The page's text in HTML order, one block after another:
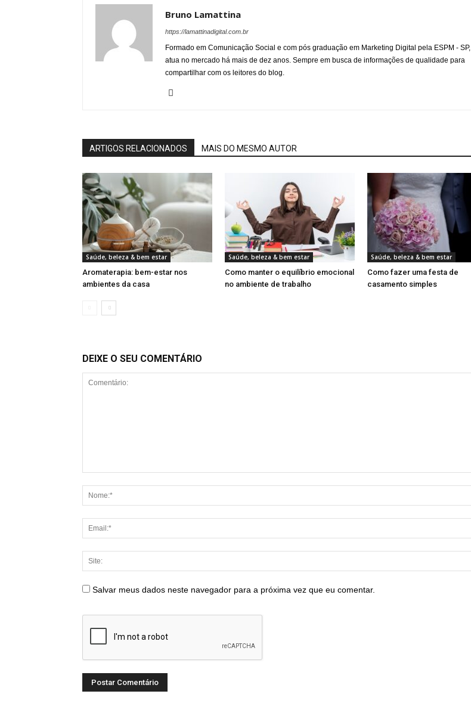
Bruno Lamattina
https://lamattinadigital.com.br
Formado em Comunicação Social e com pós graduação em Marketing Digital pela ESPM - SP,
atua no mercado há mais de dez anos. Sempre em busca de informações de qualidade para
compartilhar com os leitores do blog.
ARTIGOS RELACIONADOS MAIS DO MESMO AUTOR
Saúde, beleza & bem estar
Aromaterapia: bem-estar nos
ambientes da casa
Saúde, beleza & bem estar
Como manter o equilíbrio emocional
no ambiente de trabalho
Saúde, beleza & bem estar
Como fazer uma festa de
casamento simples
DEIXE O SEU COMENTÁRIO
Salvar meus dados neste navegador para a próxima vez que eu comentar.